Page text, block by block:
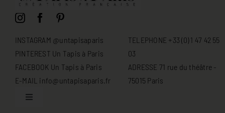
INSTAGRAM @untapisaparis
PINTEREST Un Tapis à Paris
FACEBOOK Un Tapis à Paris
E-MAIL info@untapisaparis.fr
TELEPHONE +33 (0) 1 47 42 55
03
ADRESSE 71 rue du théâtre -
75015 Paris
Toggle